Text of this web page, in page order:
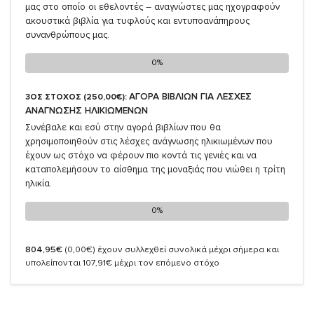
μας στο οποίο οι εθελοντές – αναγνώστες μας ηχογραφούν
ακουστικά βιβλία για τυφλούς και εντυποανάπηρους
συνανθρώπους μας.
0%
0%
3ΟΣ ΣΤΟΧΟΣ (250,00€): ΑΓΟΡΑ ΒΙΒΛΙΩΝ ΓΙΑ ΛΕΣΧΕΣ
ΑΝΑΓΝΩΣΗΣ ΗΛΙΚΙΩΜΕΝΩΝ
Συνέβαλε και εσύ στην αγορά βιβλίων που θα
χρησιμοποιηθούν στις λέσχες ανάγνωσης ηλικιωμένων που
έχουν ως στόχο να φέρουν πιο κοντά τις γενιές και να
καταπολεμήσουν το αίσθημα της μοναξιάς που νιώθει η τρίτη
ηλικία.
0%
0%
804,95€ (0,00€) έχουν συλλεχθεί συνολικά μέχρι σήμερα και
υπολείπονται 107,91€ μέχρι τον επόμενο στόχο